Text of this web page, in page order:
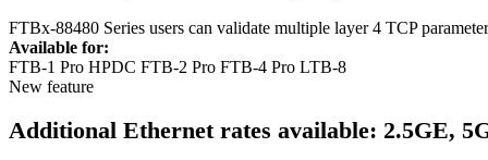
FTBx-88480 Series users can validate multiple layer 4 TCP
Available for:
FTB-1 Pro HPDC FTB-2 Pro FTB-4 Pro LTB-8
New feature
Additional Ethernet rates available: 2.5GE,